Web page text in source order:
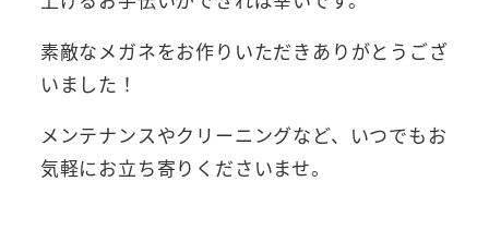
素敵なメガネをお作りいただきありがとうござ
いました！
メンテナンスやクリーニングなど、いつでもお
気軽にお立ち寄りくださいませ。